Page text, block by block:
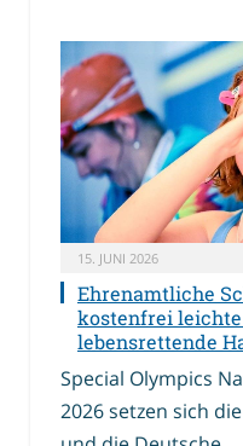
15. JUNI 2026
Ehrenamtliche
kostenfrei
lebensrettende
Special Olympics
2026 setzen sich